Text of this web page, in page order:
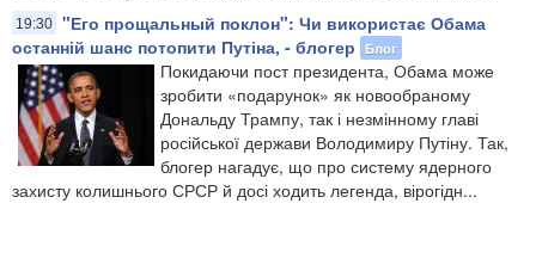
19:30 "Его прощальный поклон": Чи використає Обама
останній шанс потопити Путіна, - блогер
Блог
Покидаючи пост президента, Обама може
зробити «подарунок» як новообраному
Дональду Трампу, так і незмінному главі
російської держави Володимиру Путіну. Так,
блогер нагадує, що про систему ядерного
захисту колишнього СРСР й досі ходить легенда, вірогідн...